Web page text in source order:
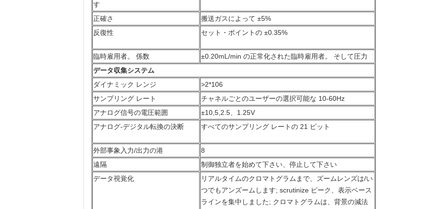
す
正確さ
搬送ガスによって ±5%
反復性
セット・ポイントの ±0.35%
臨時雇用者。 係数
±0.20mL/min の正常化された臨時雇用者。 そして圧力
データ収集システム
ダイナミック レンジ
>2*106
サンプリング レート
チャネルごとのユーザーの選択可能な 10-60Hz
アナログ信号の電圧範囲
±10,5,2.5、1.25V
アナログ-デジタル転換の決断
すべてのサンプリング レートの 21 ビット
外部事象入力/出力の港
8
遠隔
制御独立者を始めて下さい、停止して下さい
データ視覚化
リアルタイムのクロマトグラムまで、ズームレンズは/い
つでもアンズームします; scrutinize ピーク、表示ベース
ラインを集中しました; クロマトグラムは、背景の減法